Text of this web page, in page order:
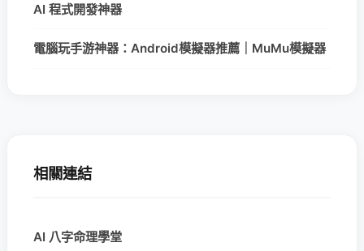
AI 程式開發神器
電腦玩手游神器：Android模擬器推薦｜MuMu模擬器
相關連結
AI 八字命理學堂